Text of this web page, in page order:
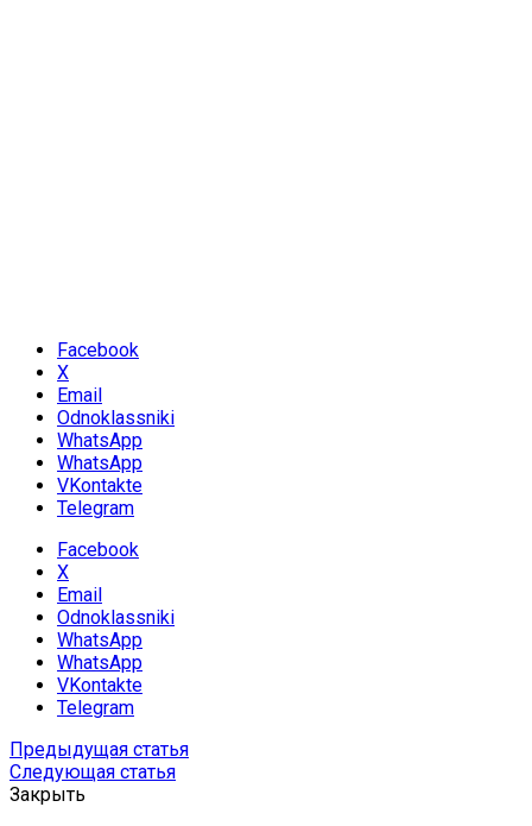
Facebook
X
Email
Odnoklassniki
WhatsApp
WhatsApp
VKontakte
Telegram
Facebook
X
Email
Odnoklassniki
WhatsApp
WhatsApp
VKontakte
Telegram
Предыдущая статья
Следующая статья
Закрыть